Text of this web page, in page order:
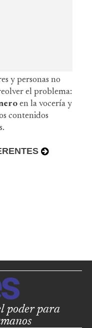
y personas no
el problema:
en la vocería y
contenidos
poder para